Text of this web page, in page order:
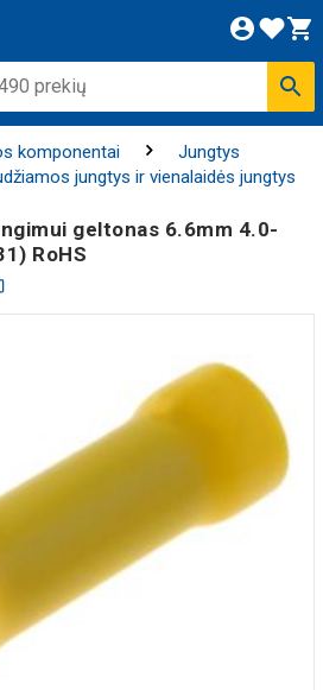
komponentai
Jungtys
jungtys ir vienalaidės jungtys
geltonas 6.6mm 4.0-
RoHS